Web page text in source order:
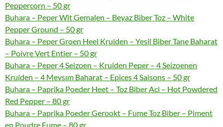
Peppercorn – 50 gr
Buhara – Peper Wit Gemalen – Beyaz Biber Toz – White
Pepper Ground – 50 gr
Buhara – Peper Groen Heel Kruiden – Yesil Biber Tane Baharat
– Poivre Vert Entier – 50 gr
Buhara – Peper 4 Seizoen – Kruiden Peper – 4 Seizoenen
Kruiden – 4 Mevsım Baharat – Epices 4 Saisons – 50 gr
Buhara – Paprika Poeder Heet – Toz Biber Aci – Hot Powdered
Red Pepper – 80 gr
Buhara – Paprika Poeder Gerookt – Fume Toz Biber – Piment
en Poudre Fume – 80 gr